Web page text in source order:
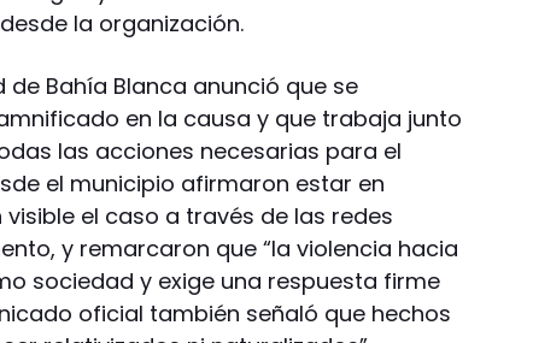
la organización.
de Bahía Blanca anunció que se
en la causa y que trabaja junto
las acciones necesarias para el
el municipio afirmaron estar en
el caso a través de las redes
y remarcaron que “la violencia hacia
sociedad y exige una respuesta firme
oficial también señaló que hechos